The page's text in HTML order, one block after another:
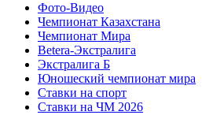
Фото-Видео
Чемпионат Казахстана
Чемпионат Мира
Betera-Экстралига
Экстралига Б
Юношеский чемпионат мира
Ставки на спорт
Ставки на ЧМ 2026